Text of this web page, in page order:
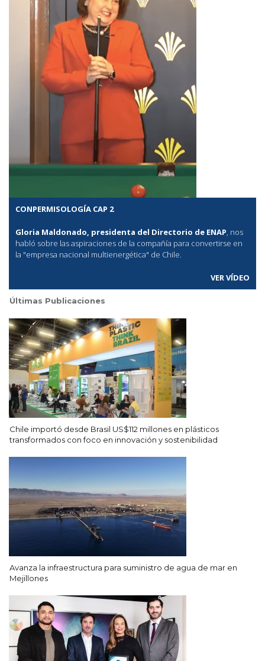
CONPERMISOLOGÍA CAP 2
Gloria Maldonado, presidenta del Directorio de ENAP, nos
habló sobre las aspiraciones de la compañía para convertirse en
la "empresa nacional multienergética" de Chile.
VER VÍDEO
Últimas Publicaciones
Chile importó desde Brasil US$112 millones en plásticos
transformados con foco en innovación y sostenibilidad
Avanza la infraestructura para suministro de agua de mar en
Mejillones